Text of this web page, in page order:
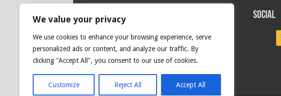
We value your privacy
We use cookies to enhance your browsing experience, serve
personalized ads or content, and analyze our traffic. By
clicking "Accept All", you consent to our use of cookies.
Customize Reject All Accept All
Português
Polski
Glória Patri, et Fílio, et Spirítui Sancto. Sicut erat in
princípio, et nunc et semper et in sǽcula
sæculórum. Amen.
Social